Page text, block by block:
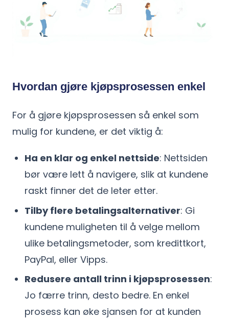
Hvordan gjøre kjøpsprosessen enkel
For å gjøre kjøpsprosessen så enkel som
mulig for kundene, er det viktig å:
Ha en klar og enkel nettside: Nettsiden
bør være lett å navigere, slik at kundene
raskt finner det de leter etter.
Tilby flere betalingsalternativer: Gi
kundene muligheten til å velge mellom
ulike betalingsmetoder, som kredittkort,
PayPal, eller Vipps.
Redusere antall trinn i kjøpsprosessen:
Jo færre trinn, desto bedre. En enkel
prosess kan øke sjansen for at kunden